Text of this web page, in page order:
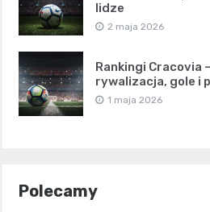
lidze
2 maja 2026
Rankingi Cracovia
rywalizacja, gole i
1 maja 2026
Polecamy